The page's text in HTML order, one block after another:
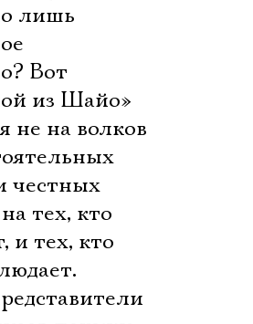
лишь
Вот
из Шайо»
не на волков
честных
тех, кто
и тех, кто